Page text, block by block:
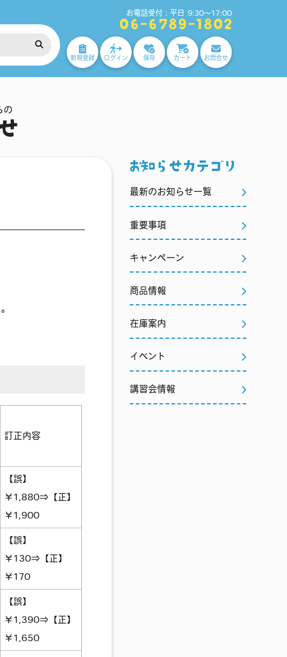
お電話受付：平日 9:30～17:00
06-6789-1802
新規登録 ログイン 保存 カート お問合せ
の
訂正内容
【誤】
￥1,880⇒【正】
￥1,900
【誤】
￥130⇒【正】
￥170
【誤】
￥1,390⇒【正】
￥1,650
お知らせカテゴリ
最新のお知らせ一覧
重要事項
キャンペーン
商品情報
在庫案内
イベント
講習会情報